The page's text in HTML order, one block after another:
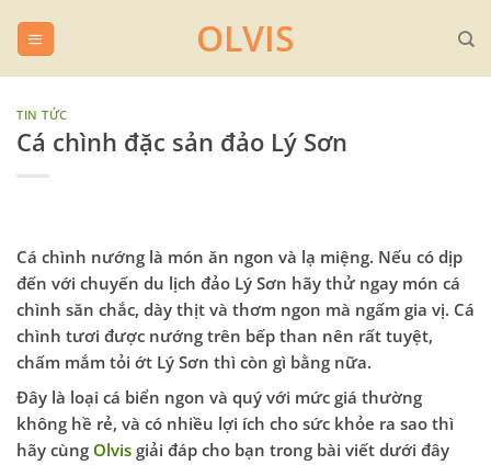
OLVIS
TIN TỨC
Cá chình đặc sản đảo Lý Sơn
Cá chình nướng là món ăn ngon và lạ miệng. Nếu có dịp
đến với chuyến du lịch đảo Lý Sơn hãy thử ngay món cá
chình săn chắc, dày thịt và thơm ngon mà ngấm gia vị. Cá
chình tươi được nướng trên bếp than nên rất tuyệt,
chấm mắm tỏi ớt Lý Sơn thì còn gì bằng nữa.
Đây là loại cá biển ngon và quý với mức giá thường
không hề rẻ, và có nhiều lợi ích cho sức khỏe ra sao thì
hãy cùng Olvisgiải đáp cho bạn trong bài viết dưới đây